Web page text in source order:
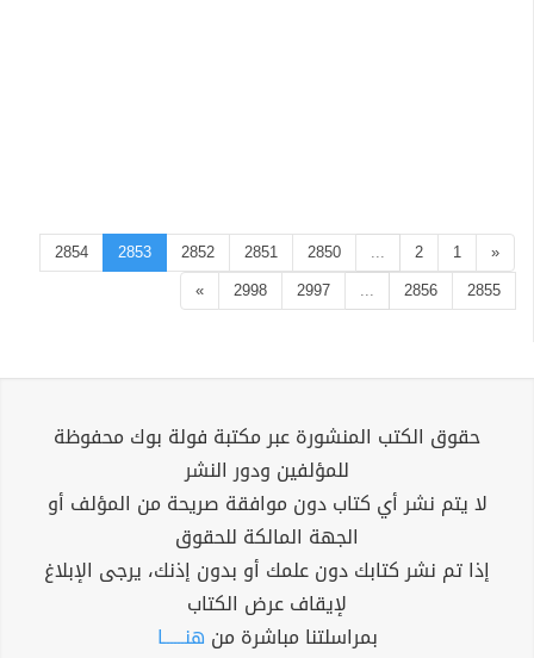
«
1
2
...
2850
2851
2852
2853
2854
2855
2856
...
2997
2998
»
حقوق الكتب المنشورة عبر مكتبة فولة بوك محفوظة
للمؤلفين ودور النشر
لا يتم نشر أي كتاب دون موافقة صريحة من المؤلف أو
الجهة المالكة للحقوق
إذا تم نشر كتابك دون علمك أو بدون إذنك، يرجى الإبلاغ
لإيقاف عرض الكتاب
بمراسلتنا مباشرة من هنــــــا